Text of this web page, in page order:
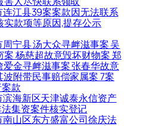
江县39案案款因无法联系
实款项等原因,提存公示
宁县 汤大众寻衅滋事案 吴
案 杨慈超故意毁坏财物案 郑
爱金寻衅滋事案 张春华故意
附带民事赔偿家属案 7案
款
海新区天津诚泰永信资产
集资案件核实登记
山区东方盛富公司徐庆法